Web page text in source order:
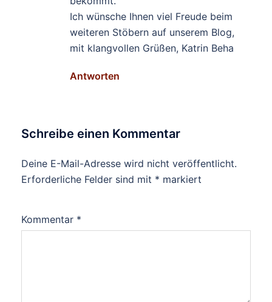
Ich wünsche Ihnen viel Freude beim
weiteren Stöbern auf unserem Blog,
mit klangvollen Grüßen, Katrin Beha
Antworten
Schreibe einen Kommentar
Deine E-Mail-Adresse wird nicht veröffentlicht.
Erforderliche Felder sind mit * markiert
Kommentar *